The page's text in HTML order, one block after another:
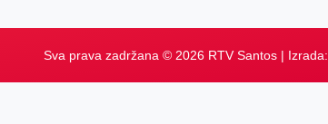
Sva prava zadržana © 2026 RTV Santos | Izrada: